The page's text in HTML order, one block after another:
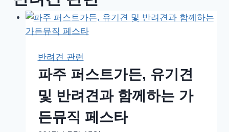
반려견 관련
파주 퍼스트가든, 유기견
및 반려견과 함께하는 가
든뮤직 페스타